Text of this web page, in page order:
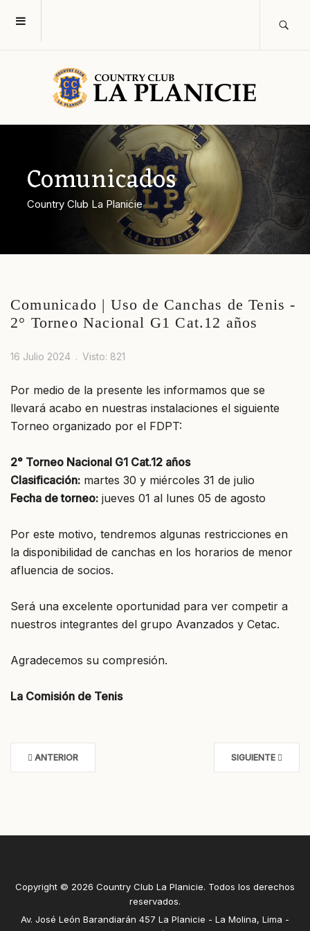
Comunicados
Country Club La Planicie
Comunicado | Uso de Canchas de Tenis -
2° Torneo Nacional G1 Cat.12 años
16 Julio 2024 Visto: 821
Por medio de la presente les informamos que se
llevará acabo en nuestras instalaciones el siguiente
Torneo organizado por el FDPT:
2° Torneo Nacional G1 Cat.12 años
Clasificación: martes 30 y miércoles 31 de julio
Fecha de torneo: jueves 01 al lunes 05 de agosto
Por este motivo, tendremos algunas restricciones en
la disponibilidad de canchas en los horarios de menor
afluencia de socios.
Será una excelente oportunidad para ver competir a
nuestros integrantes del grupo Avanzados y Cetac.
Agradecemos su compresión.
La Comisión de Tenis
ANTERIOR SIGUIENTE
Copyright © 2026 Country Club La Planicie. Todos los derechos
reservados.
Av. José León Barandiarán 457 La Planicie - La Molina, Lima -